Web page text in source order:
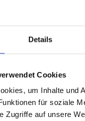
Details
Cookies
um Inhalte und
für soziale
Zugriffe auf unsere
Carsten Schneider
die Geschäftsführerin
die
besuchte ebenfalls